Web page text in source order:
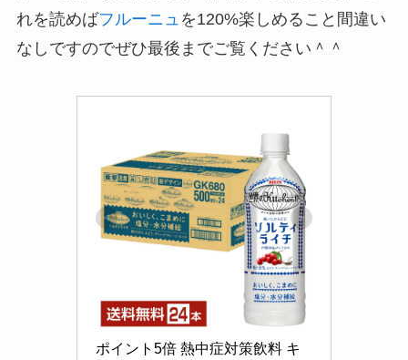
れを読めばフルーニュ を120%楽しめること間違い
なしですのでぜひ最後までご覧ください＾＾
ポイント5倍 熱中症対策飲料 キ